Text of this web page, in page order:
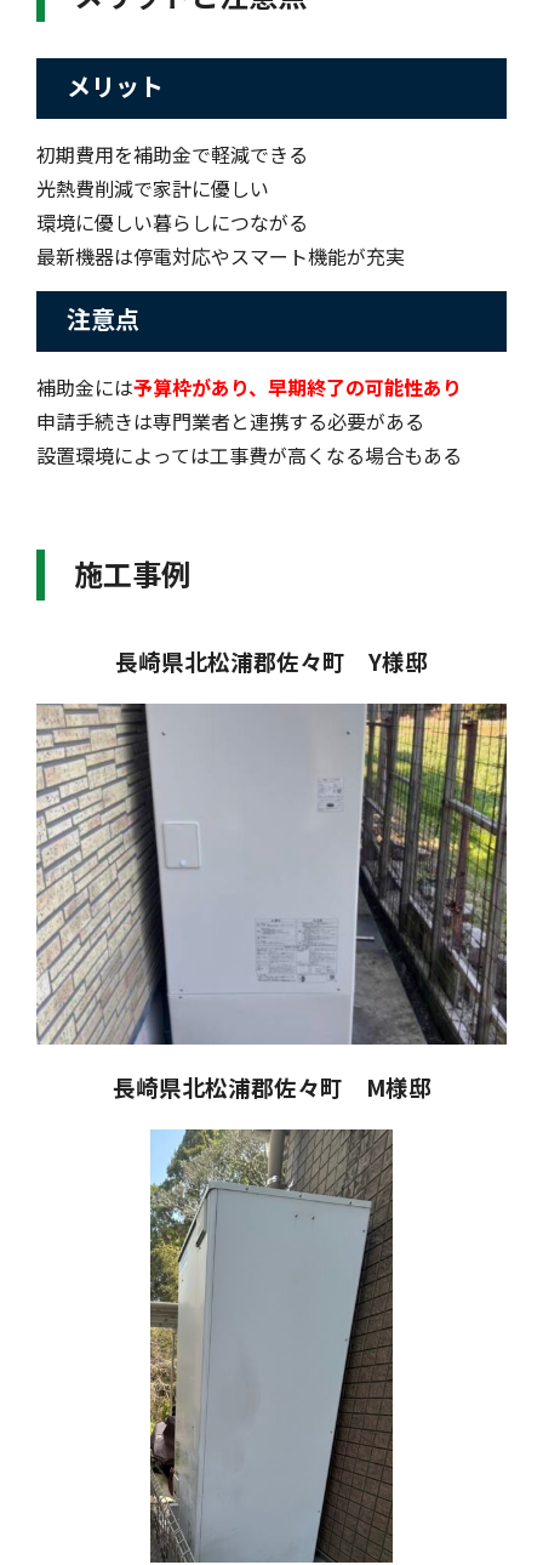
メリット
初期費用を補助金で軽減できる
光熱費削減で家計に優しい
環境に優しい暮らしにつながる
最新機器は停電対応やスマート機能が充実
注意点
補助金には予算枠があり、早期終了の可能性あり
申請手続きは専門業者と連携する必要がある
設置環境によっては工事費が高くなる場合もある
施工事例
長崎県北松浦郡佐々町 Y様邸
長崎県北松浦郡佐々町 M様邸